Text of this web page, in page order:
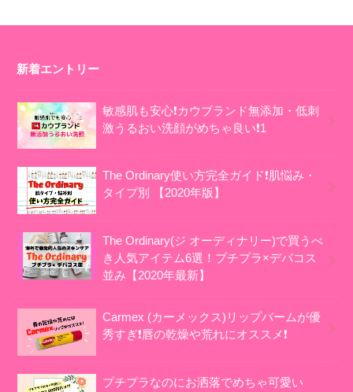
新着エントリー
敏感肌も安心❗カウブランド無添加・低刺
激うるおい洗顔がめちゃ良い❗1
The Ordinary使い方完全ガイド❗肌悩み・
タイプ別 【2020年版】
The Ordinary(ジ オーディナリー)で買うべ
き人気アイテム6選！プチプラ×デパコス
並み【2020年最新】
Carmex (カーメックス)リップバームが優
秀すぎ❗唇の乾燥や荒れにオススメ❗
プチプラなのにお洒落でめちゃ可愛い